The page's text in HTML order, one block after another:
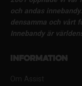
och andas innebandy.
densamma och vårt
Innebandy är
Information
Om Assist